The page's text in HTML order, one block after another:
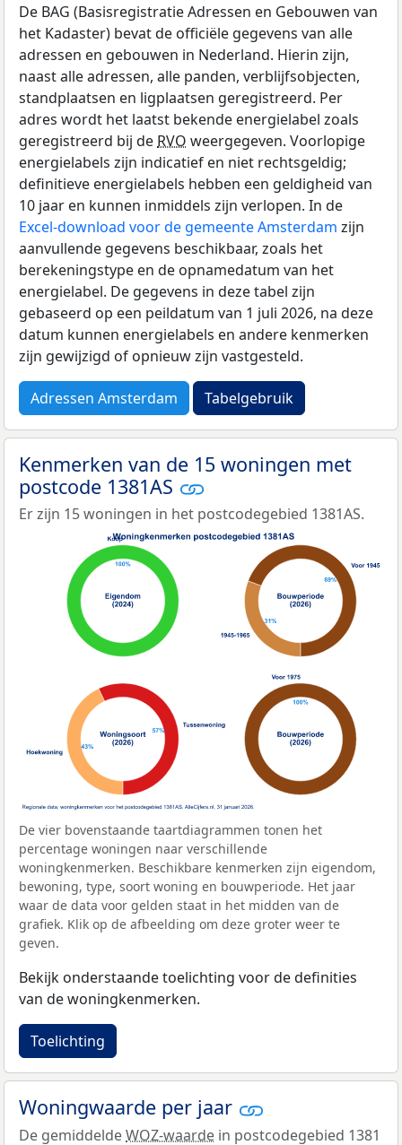
De BAG (Basisregistratie Adressen en Gebouwen van
het Kadaster) bevat de officiële gegevens van alle
adressen en gebouwen in Nederland. Hierin zijn,
naast alle adressen, alle panden, verblijfsobjecten,
standplaatsen en ligplaatsen geregistreerd. Per
adres wordt het laatst bekende energielabel zoals
geregistreerd bij de RVO weergegeven. Voorlopige
energielabels zijn indicatief en niet rechtsgeldig;
definitieve energielabels hebben een geldigheid van
10 jaar en kunnen inmiddels zijn verlopen. In de
Excel-download voor de gemeente Amsterdam zijn
aanvullende gegevens beschikbaar, zoals het
berekeningstype en de opnamedatum van het
energielabel. De gegevens in deze tabel zijn
gebaseerd op een peildatum van 1 juli 2026, na deze
datum kunnen energielabels en andere kenmerken
zijn gewijzigd of opnieuw zijn vastgesteld.
Adressen Amsterdam Tabelgebruik
Kenmerken van de 15 woningen met
postcode 1381AS
Er zijn 15 woningen in het postcodegebied 1381AS.
De vier bovenstaande taartdiagrammen tonen het
percentage woningen naar verschillende
woningkenmerken. Beschikbare kenmerken zijn eigendom,
bewoning, type, soort woning en bouwperiode. Het jaar
waar de data voor gelden staat in het midden van de
grafiek. Klik op de afbeelding om deze groter weer te
geven.
Bekijk onderstaande toelichting voor de definities
van de woningkenmerken.
Toelichting
Woningwaarde per jaar
De gemiddeldeWOZ-waarde in postcodegebied 1381